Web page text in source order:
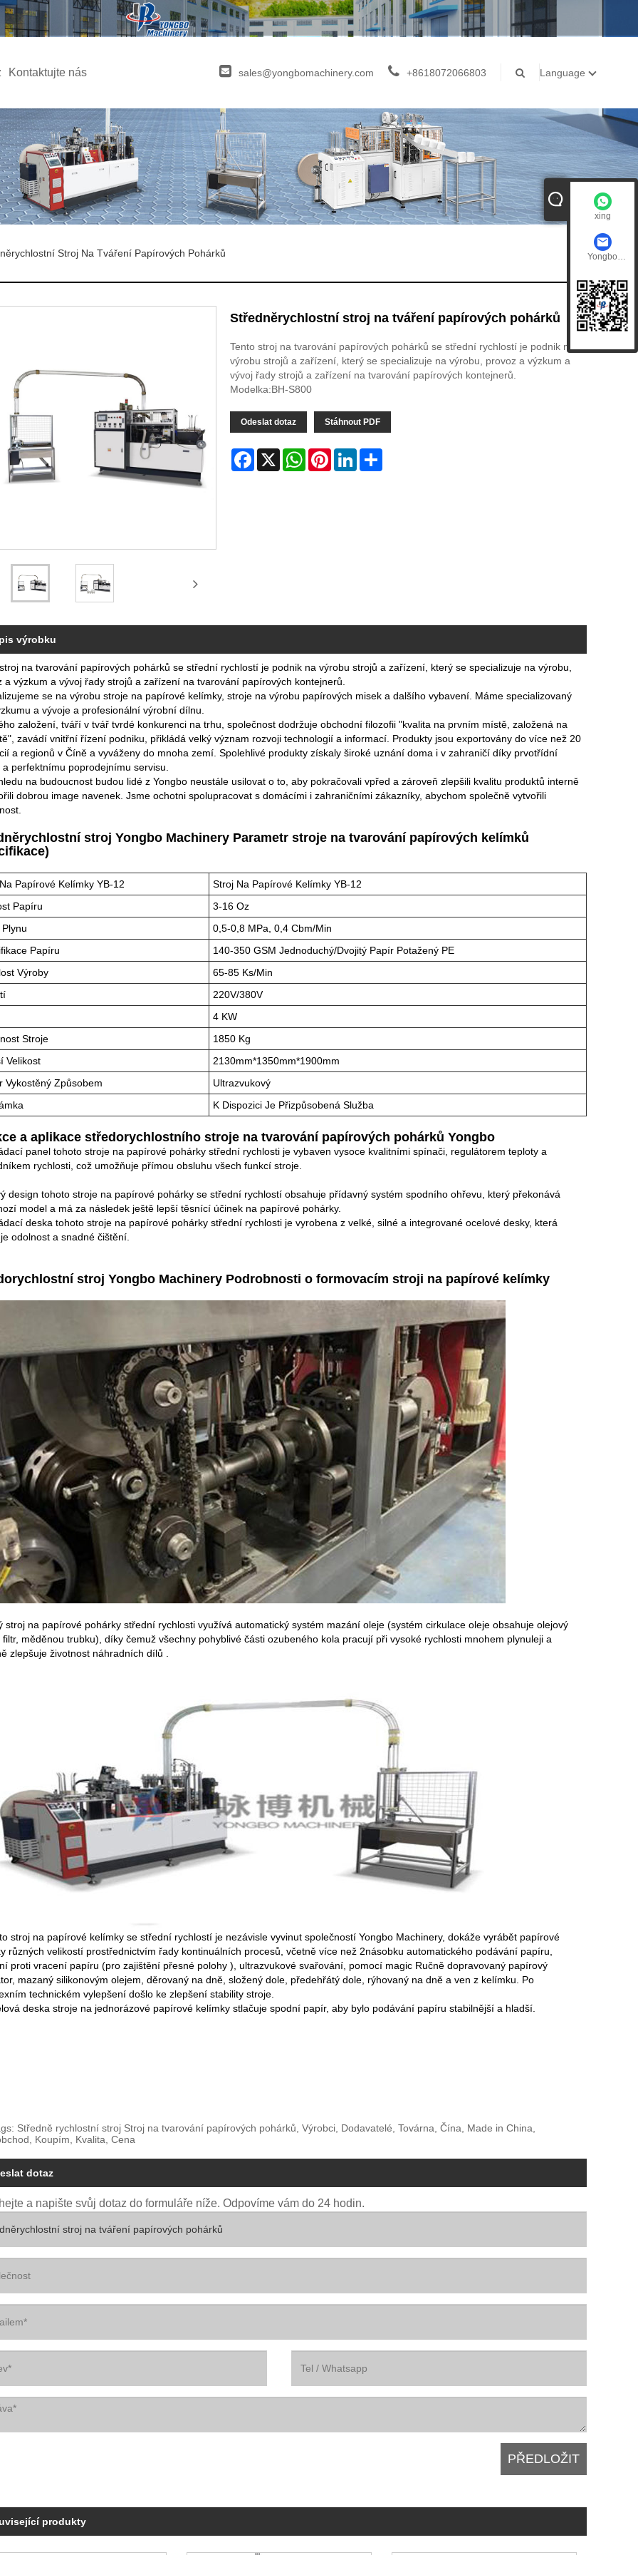
Kontaktujte nás sales@yongbomachinery.com +8618072066803 Language
Stroj Na Tváření Papírových Pohárků
Středněrychlostní stroj na tváření papírových pohárků
Tento stroj na tvarování papírových pohárků se střední rychlostí je podnik na
výrobu strojů a zařízení, který se specializuje na výrobu, provoz a výzkum a
vývoj řady strojů a zařízení na tvarování papírových kontejnerů.
Modelka:BH-S800
Odeslat dotaz Stáhnout PDF
Facebook
X WhatsAppPinterestLinkedInShare
výrobku
na tvarování papírových pohárků se střední rychlostí je podnik na výrobu strojů a zařízení, který se specializuje na výrobu,
a výzkum a vývoj řady strojů a zařízení na tvarování papírových kontejnerů.
se na výrobu stroje na papírové kelímky, stroje na výrobu papírových misek a dalšího vybavení. Máme specializovaný
a vývoje a profesionální výrobní dílnu.
založení, tváří v tvář tvrdé konkurenci na trhu, společnost dodržuje obchodní filozofii "kvalita na prvním místě, založená na
zavádí vnitřní řízení podniku, přikládá velký význam rozvoji technologií a informací. Produkty jsou exportovány do více než 20
a regionů v Číně a vyváženy do mnoha zemí. Spolehlivé produkty získaly široké uznání doma i v zahraničí díky prvotřídní
a perfektnímu poprodejnímu servisu.
na budoucnost budou lidé z Yongbo neustále usilovat o to, aby pokračovali vpřed a zároveň zlepšili kvalitu produktů interně
dobrou image navenek. Jsme ochotni spolupracovat s domácími i zahraničními zákazníky, abychom společně vytvořili
stroj Yongbo Machinery Parametr stroje na tvarování papírových kelímků
Papírové Kelímky YB-12
Stroj Na Papírové Kelímky YB-12
Papíru
3-16 Oz
0,5-0,8 MPa, 0,4 Cbm/min
Papíru
140-350 GSM Jednoduchý/dvojitý Papír Potažený PE
Výroby
65-85 Ks/min
220V/380V
4 KW
Stroje
1850 Kg
Velikost
2130mm*1350mm*1900mm
Vykostěný Způsobem
Ultrazvukový
K Dispozici Je Přizpůsobená Služba
a aplikace středorychlostního stroje na tvarování papírových pohárků Yongbo
panel tohoto stroje na papírové pohárky střední rychlosti je vybaven vysoce kvalitními spínači, regulátorem teploty a
rychlosti, což umožňuje přímou obsluhu všech funkcí stroje.
design tohoto stroje na papírové pohárky se střední rychlostí obsahuje přídavný systém spodního ohřevu, který překonává
model a má za následek ještě lepší těsnící účinek na papírové pohárky.
deska tohoto stroje na papírové pohárky střední rychlosti je vyrobena z velké, silné a integrované ocelové desky, která
odolnost a snadné čištění.
stroj Yongbo Machinery Podrobnosti o formovacím stroji na papírové kelímky
stroj na papírové pohárky střední rychlosti využívá automatický systém mazání oleje (systém cirkulace oleje obsahuje olejový
filtr, měděnou trubku), díky čemuž všechny pohyblivé části ozubeného kola pracují při vysoké rychlosti mnohem plynuleji a
zlepšuje životnost náhradních dílů .
stroj na papírové kelímky se střední rychlostí je nezávisle vyvinut společností Yongbo Machinery, dokáže vyrábět papírové
různých velikostí prostřednictvím řady kontinuálních procesů, včetně více než 2násobku automatického podávání papíru,
proti vracení papíru (pro zajištění přesné polohy ), ultrazvukové svařování, pomocí magic Ručně dopravovaný papírový
mazaný silikonovým olejem, děrovaný na dně, složený dole, předehřátý dole, rýhovaný na dně a ven z kelímku. Po
technickém vylepšení došlo ke zlepšení stability stroje.
deska stroje na jednorázové papírové kelímky stlačuje spodní papír, aby bylo podávání papíru stabilnější a hladší.
Středně rychlostní stroj Stroj na tvarování papírových pohárků, Výrobci, Dodavatelé, Továrna, Čína, Made in China,
Koupím, Kvalita, Cena
dotaz
a napište svůj dotaz do formuláře níže. Odpovíme vám do 24 hodin.
produkty
xing
Yongbo